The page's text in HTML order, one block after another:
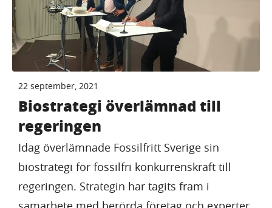
22 september, 2021
Biostrategi överlämnad till
regeringen
Idag överlämnade Fossilfritt Sverige sin
biostrategi för fossilfri konkurrenskraft till
regeringen. Strategin har tagits fram i